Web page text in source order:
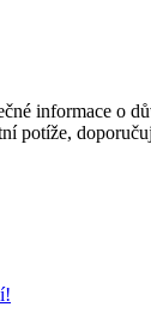
informace o
potíže,